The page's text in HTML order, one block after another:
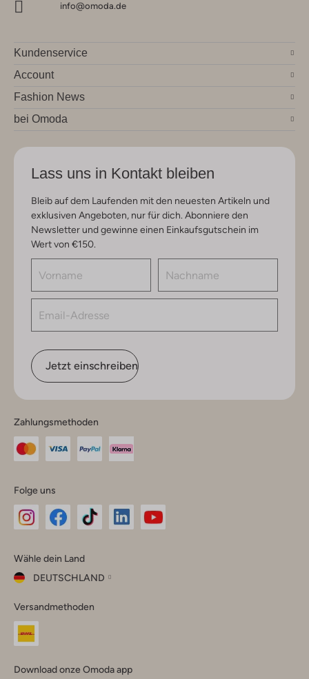
info@omoda.de
Kundenservice
Account
Fashion News
bei Omoda
Lass uns in Kontakt bleiben
Bleib auf dem Laufenden mit den neuesten Artikeln und
exklusiven Angeboten, nur für dich. Abonniere den
Newsletter und gewinne einen Einkaufsgutschein im
Wert von €150.
Jetzt einschreiben
Zahlungsmethoden
Folge uns
Instagram
Facebook
TikTok
Wähle dein Land
DEUTSCHLAND
dein
Land
Versandmethoden
Download onze Omoda app